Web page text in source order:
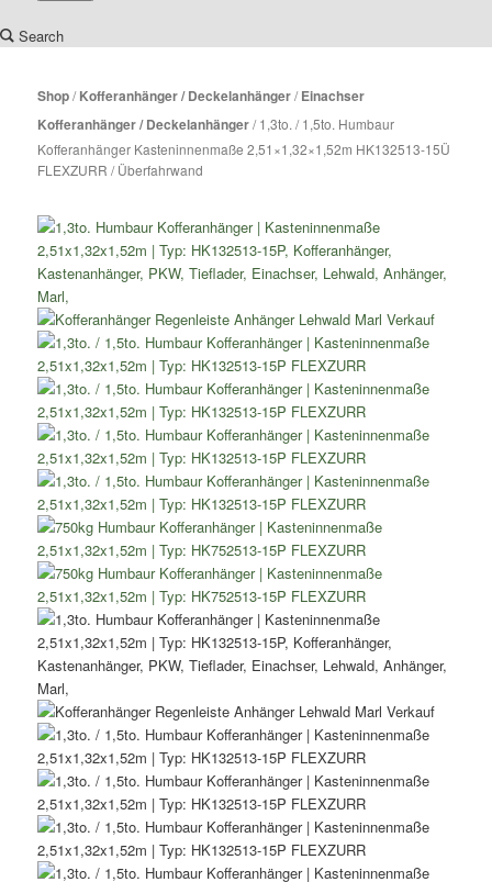
Search
wechseln
Shop/Kofferanhänger / Deckelanhänger/Einachser
Kofferanhänger / Deckelanhänger/ 1,3to. / 1,5to. Humbaur
Kofferanhänger Kasteninnenmaße 2,51×1,32×1,52m HK132513-15Ü
FLEXZURR / Überfahrwand